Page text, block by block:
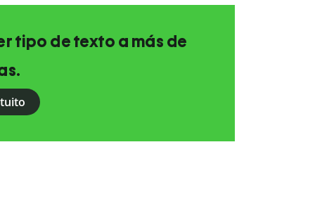
tipo de texto a más de